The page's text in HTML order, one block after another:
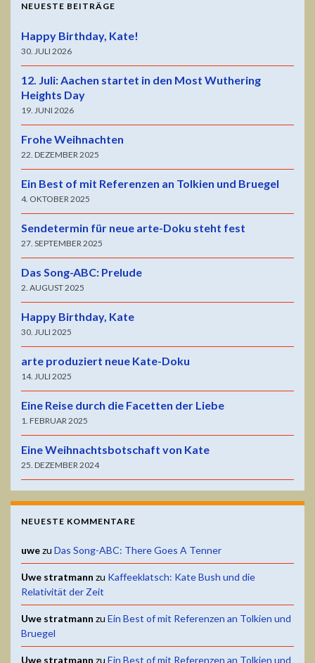
NEUESTE BEITRÄGE
Happy Birthday, Kate!
30. JULI 2026
12. Juli: Aachen startet in den Most Wuthering
Heights Day
19. JUNI 2026
Frohe Weihnachten
22. DEZEMBER 2025
Ein Best of mit Referenzen an Tolkien und Bruegel
4. OKTOBER 2025
Sendetermin für neue arte-Doku steht fest
27. SEPTEMBER 2025
Das Song-ABC: Prelude
2. AUGUST 2025
Happy Birthday, Kate
30. JULI 2025
arte produziert neue Kate-Doku
14. JULI 2025
Eine Reise durch die Facetten der Liebe
1. FEBRUAR 2025
Eine Weihnachtsbotschaft von Kate
25. DEZEMBER 2024
NEUESTE KOMMENTARE
uwezu Das Song-ABC: There Goes A Tenner
Uwe stratmann zu Kaffeeklatsch: Kate Bush und die
Relativität der Zeit
Uwe stratmann zu Ein Best of mit Referenzen an Tolkien und
Bruegel
Uwe stratmann zu Ein Best of mit Referenzen an Tolkien und